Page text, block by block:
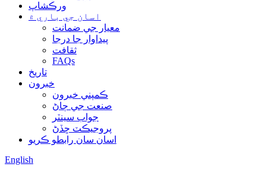
ورڪشاپ
اسان جي باري ۾
معيار جي ضمانت
پيداوار جا درجا
ثقافت
FAQs
تاريخ
خبرون
ڪمپني خبرون
صنعت جي ڄاڻ
جواب سينٽر
پروجيڪٽ ڇڏڻ
اسان سان رابطو ڪريو
English